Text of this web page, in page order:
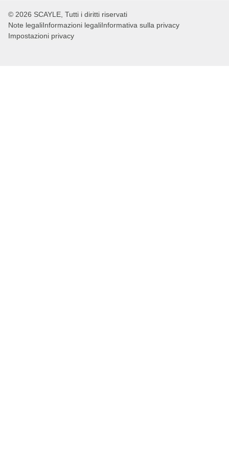
© 2026 SCAYLE, Tutti i diritti riservati
Note legaliInformazioni legaliInformativa sulla privacy
Impostazioni privacy